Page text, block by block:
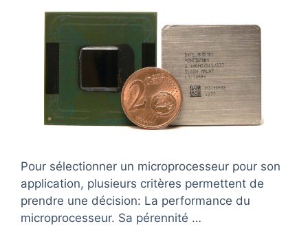
Pour sélectionner un microprocesseur pour son
application, plusieurs critères permettent de
prendre une décision: La performance du
microprocesseur. Sa pérennité …